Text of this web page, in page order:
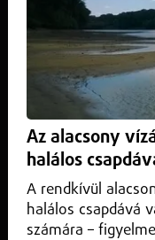
Bemben
2025. április 01.
Tavaszköszöntő
Az alacsony
halálos
A rendkívül
halálos csapdává
számára –